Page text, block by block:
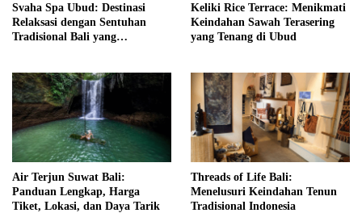
Svaha Spa Ubud: Destinasi
Relaksasi dengan Sentuhan
Tradisional Bali yang
Keliki Rice Terrace: Menikmati
Keindahan Sawah Terasering
yang Tenang di Ubud
Air Terjun Suwat Bali:
Panduan Lengkap, Harga
Tiket, Lokasi, dan Daya Tarik
Threads of Life Bali:
Menelusuri Keindahan Tenun
Tradisional Indonesia